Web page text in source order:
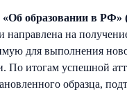
образовании в РФ»
направлена на
для выполнения
По итогам успешной
образца,